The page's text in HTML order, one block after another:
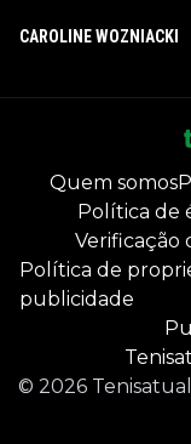
CAROLINE WOZNIACKI
Quem somos
Política de
Verificação
Política de
publicidade
© 2026